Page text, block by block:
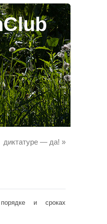
диктатуре — да! »
и сроках